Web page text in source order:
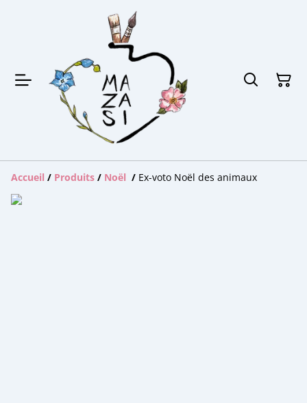
Accueil / Produits / Noël / Ex-voto Noël des animaux